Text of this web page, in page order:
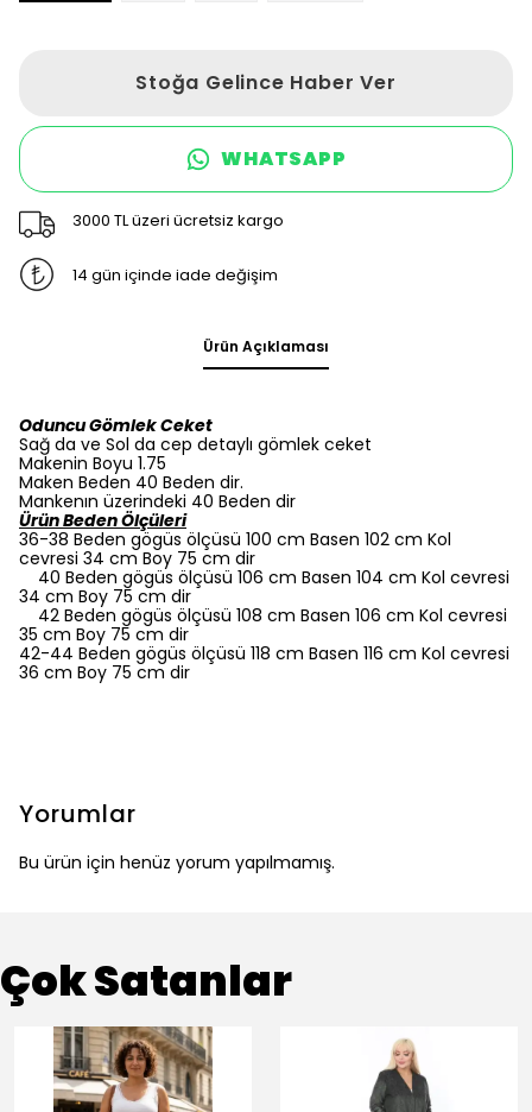
Stoğa Gelince Haber Ver
WHATSAPP
3000 TL üzeri ücretsiz kargo
14 gün içinde iade değişim
Ürün Açıklaması
Oduncu Gömlek Ceket
Sağ da ve Sol da cep detaylı gömlek ceket
Makenin Boyu 1.75
Maken Beden 40 Beden dir.
Mankenın üzerindeki 40 Beden dir
Ürün Beden Ölçüleri
36-38 Beden gögüs ölçüsü 100 cm Basen 102 cm Kol
cevresi 34 cm Boy 75 cm dir
40 Beden gögüs ölçüsü 106 cm Basen 104 cm Kol cevresi
34 cm Boy 75 cm dir
42 Beden gögüs ölçüsü 108 cm Basen 106 cm Kol cevresi
35 cm Boy 75 cm dir
42-44 Beden gögüs ölçüsü 118 cm Basen 116 cm Kol cevresi
36 cm Boy 75 cm dir
Yorumlar
Bu ürün için henüz yorum yapılmamış.
Çok Satanlar